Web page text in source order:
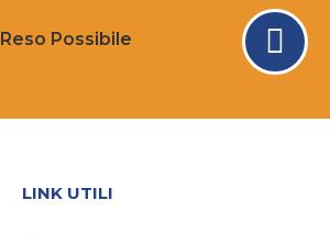
Reso Possibile
LINK UTILI